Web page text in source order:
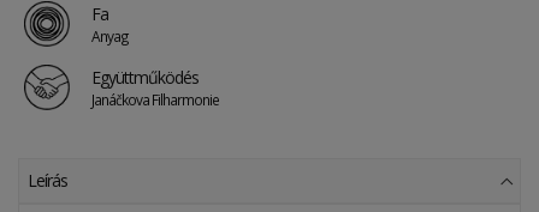
Fa
Anyag
Együttműködés
Janáčkova Filharmonie
Leírás